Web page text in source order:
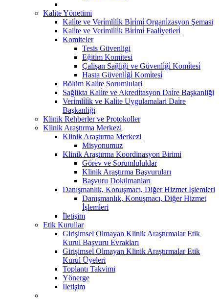
Kalite Yönetimi
Kali̇te ve Veri̇mli̇li̇k Bi̇ri̇mi̇ Organi̇zasyon Şemasi
Kali̇te ve Veri̇mli̇li̇k Bi̇ri̇mi̇ Faali̇yetleri̇
Komiteler
Tesis Güvenligi
Eğitim Komitesi
Çalişan Sağliği ve Güvenli̇ği̇ Komi̇tesi̇
Hasta Güvenli̇ği̇ Komi̇tesi̇
Bölüm Kali̇te Sorumlulari
Sağlikta Kali̇te ve Akredi̇tasyon Dai̇re Başkanliği
Veri̇mli̇li̇k ve Kali̇te Uygulamalari Dai̇re
Başkanliği
Klinik Rehberler ve Protokoller
Klinik Araştırma Merkezi
Klinik Araştırma Merkezi
Misyonumuz
Klinik Araştırma Koordinasyon Birimi
Görev ve Sorumluluklar
Klinik Araştırma Başvuruları
Başvuru Dokümanları
Danışmanlık, Konuşmacı, Diğer Hizmet İşlemleri
Danışmanlık, Konuşmacı, Diğer Hizmet
İşlemleri
İletişim
Etik Kurullar
Girişimsel Olmayan Klinik Araştırmalar Etik
Kurul Başvuru Evrakları
Girişimsel Olmayan Klinik Araştırmalar Etik
Kurul Üyeleri
Toplantı Takvimi
Yönerge
İletişim